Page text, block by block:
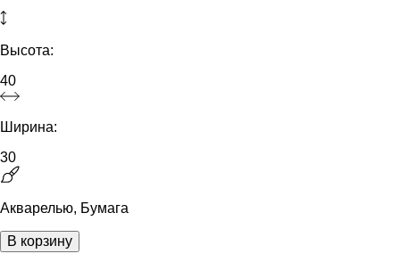
Высота:
40
Ширина:
30
Акварелью, Бумага
В корзину